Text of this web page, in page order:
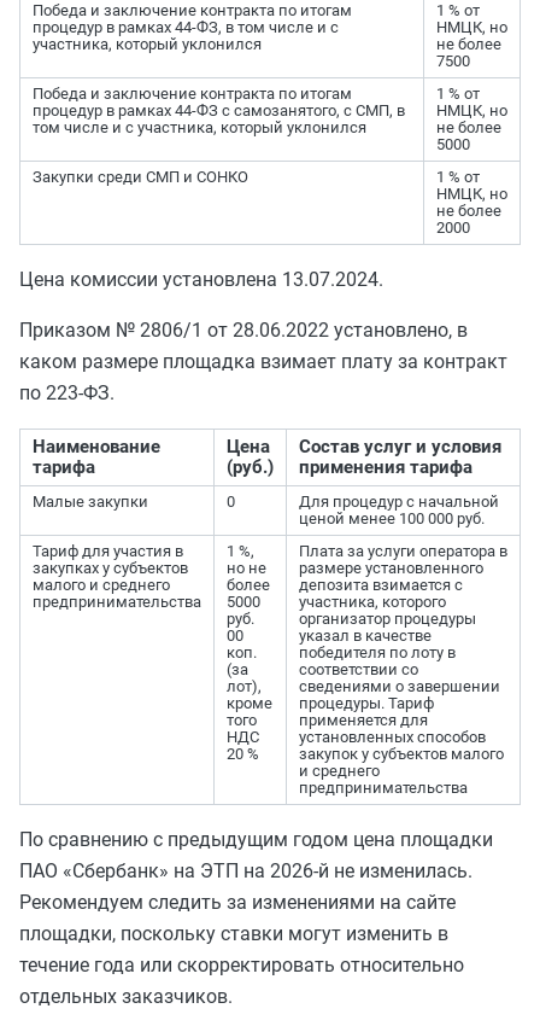
Победа и заключение контракта по итогам
процедур в рамках 44-ФЗ, в том числе и с
участника, который уклонился
1 % от
НМЦК, но
не более
7500
Победа и заключение контракта по итогам
процедур в рамках 44-ФЗ с самозанятого, с СМП, в
том числе и с участника, который уклонился
1 % от
НМЦК, но
не более
5000
Закупки среди СМП и СОНКО
1 % от
НМЦК, но
не более
2000
Цена комиссии установлена 13.07.2024.
Приказом № 2806/1 от 28.06.2022 установлено, в
каком размере площадка взимает плату за контракт
по 223-ФЗ.
Наименование
тарифа
Цена
(руб.)
Состав услуг и условия
применения тарифа
Малые закупки 0
Для процедур с начальной
ценой менее 100 000 руб.
Тариф для участия в
закупках у субъектов
малого и среднего
предпринимательства
1 %,
но не
более
5000
руб.
00
коп.
(за
лот),
кроме
того
НДС
20 %
Плата за услуги оператора в
размере установленного
депозита взимается с
участника, которого
организатор процедуры
указал в качестве
победителя по лоту в
соответствии со
сведениями о завершении
процедуры. Тариф
применяется для
установленных способов
закупок у субъектов малого
и среднего
предпринимательства
По сравнению с предыдущим годом цена площадки
ПАО «Сбербанк» на ЭТП на 2026-й не изменилась.
Рекомендуем следить за изменениями на сайте
площадки, поскольку ставки могут изменить в
течение года или скорректировать относительно
отдельных заказчиков.